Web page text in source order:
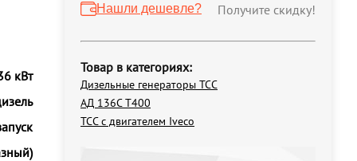
Нашли дешевле? Получите скидку!
Товар в категориях:
Дизельные генераторы ТСС
АД 136С Т400
ТСС с двигателем Iveco
кВт